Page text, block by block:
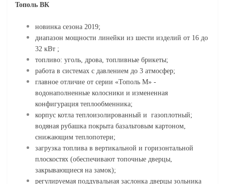
Тополь ВК
новинка сезона 2019;
диапазон мощности линейки из шести изделий от 16 до
32 кВт ;
топливо: уголь, дрова, топливные брикеты;
работа в системах с давлением до 3 атмосфер;
главное отличие от серии «Тополь М» -
водонаполненные колосники и измененная
конфигурация теплообменника;
корпус котла теплоизолированный и газоплотный;
водяная рубашка покрыта базальтовым картоном,
снижающим теплопотери;
загрузка топлива в вертикальной и горизонтальной
плоскостях (обеспечивают топочные дверцы,
закрывающиеся на замок);
регулируемая поддувальная заслонка дверцы зольника